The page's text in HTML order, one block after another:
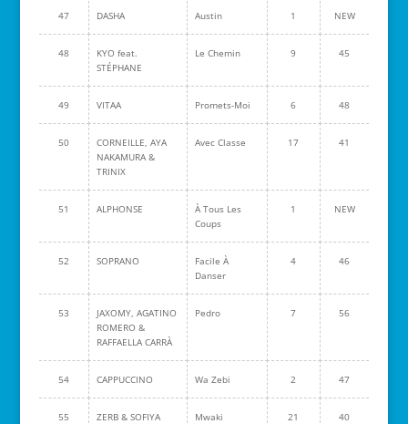
47 DASHA Austin 1 NEW
48
KYO feat.
STÉPHANE
Le Chemin 9 45
49 VITAA Promets-Moi 6 48
50
CORNEILLE, AYA
NAKAMURA &
TRINIX
Avec Classe 17 41
51 ALPHONSE
À Tous Les
Coups
1 NEW
52 SOPRANO
Facile À
Danser
4 46
53
JAXOMY, AGATINO
ROMERO &
RAFFAELLA CARRÀ
Pedro 7 56
54 CAPPUCCINO Wa Zebi 2 47
55
ZERB & SOFIYA
Mwaki 21 40